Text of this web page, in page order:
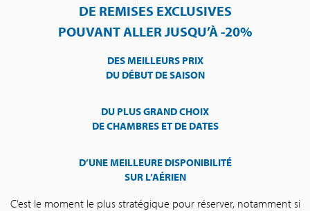
DE REMISES EXCLUSIVES
POUVANT ALLER JUSQU’À -20%
DES MEILLEURS PRIX
DU DÉBUT DE SAISON
DU PLUS GRAND CHOIX
DE CHAMBRES ET DE DATES
D’UNE MEILLEURE DISPONIBILITÉ
SUR L’AÉRIEN
C’est le moment le plus stratégique pour réserver, notamment si